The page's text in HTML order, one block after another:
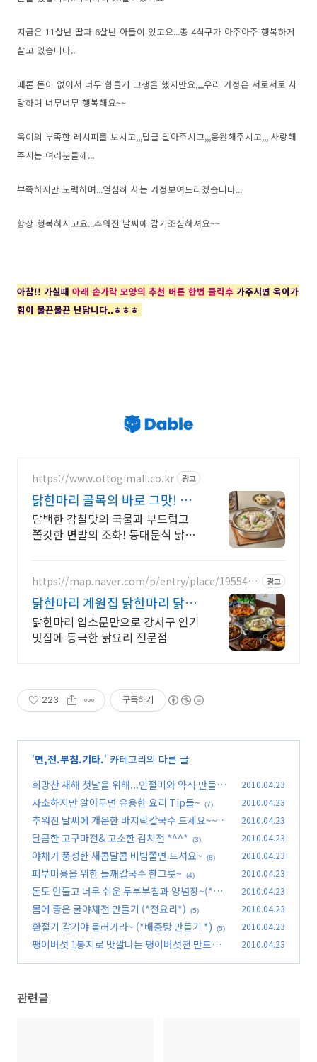
지금은 11살난 딸과 6살난 아들이 있고요...총 4식구가 아주아주 행복하게
살고 있습니다..
때론 돈이 없어서 너무 힘들게 고생을 했지만요,,,,우리 가정은 서로서로 사
랑하며 너무너무 행복해요~~
옥이의 부족한 레시피를 보시고,,,답글 달아주시고,,,응원해주시고,,, 사랑해
주시는 여러분들께...
부족하지만 노력하며...열심히 사는 가정보여드리겠습니다...
항상 행복하시고요...추워진 날씨에 감기조심하셔요~~
아참!! 가실때 아래 손가락 모양의 추천 버튼 한번 클릭후 가주시면 옥이가
힘이 불끈불끈 난답니다..ㅎㅎㅎ
https://www.ottogimall.co.kr 광고
닭한마리 골목의 바로 그맛! 오
뚜기 신상 라면 출시!
담백한 감칠맛의 국물과 부드럽고
쫄깃한 면발의 조화! 동대문식 닭한
https://map.naver.com/p/entry/place/1955498
광고
닭한마리 계원집 닭한마리 닭볶
음탕 맛집
닭한마리 입소문만으로 강서구 인기
맛집에 등극한 닭요리 전문점
223 구독하기
'면,전.부침.기타.' 카테고리의 다른 글
희망찬 새해 첫날을 위해...인절미와 약식 만들어
보세요~~ (5)
2010.04.23
사소하지만 알아두면 유용한 요리 Tip들~ (7) 2010.04.23
추워진 날씨에 개운한 바지락칼국수 드세요~~
(5)
2010.04.23
달콤한 고구마전& 고소한 김치전 *^^* (3) 2010.04.23
야채가 풍성한 새콤달콤 비빔쫄면 드셔요~ (8) 2010.04.23
피부미용을 위한 들깨칼국수 한그릇~ (4) 2010.04.23
돈도 안들고 너무 쉬운 두부부침과 양념장~(*반
찬만들기*) (2)
2010.04.23
몸에 좋은 굴야채전 만들기 (*전요리*) (5) 2010.04.23
환절기 감기야 물러가라~ (*배중탕 만들기 *) (5) 2010.04.23
팽이버섯 1봉지로 맛깔나는 팽이버섯전 만드세
2010.04.23
관련글